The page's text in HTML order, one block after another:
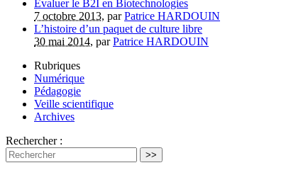
Évaluer le B2I en Biotechnologies
7 octobre 2013, parPatrice HARDOUIN
L’histoire d’un paquet de culture libre
30 mai 2014, parPatrice HARDOUIN
Rubriques
Numérique
Pédagogie
Veille scientifique
Archives
Rechercher :
>>